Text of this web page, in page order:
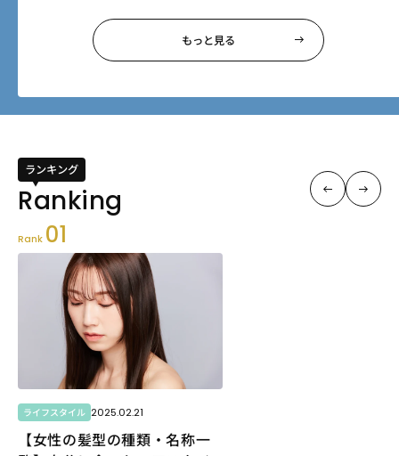
もっと見る
ランキング
Rank 01
ライフスタイル 2025.02.21
【女性の髪型の種類・名称一